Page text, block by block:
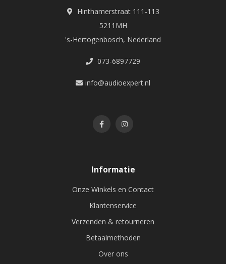
Hinthamerstraat 111-113
5211MH
's-Hertogenbosch, Nederland
073-6897729
info@audioexpert.nl
Informatie
Onze Winkels en Contact
Klantenservice
Verzenden & retourneren
Betaalmethoden
Over ons